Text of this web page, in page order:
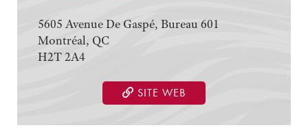
5605 Avenue De Gaspé, Bureau 601
Montréal, QC
H2T 2A4
SITE WEB